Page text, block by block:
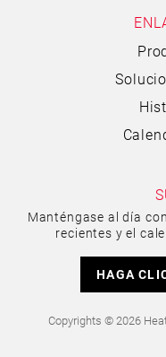
Manténgase al día
recientes y el
HAGA
Copyrights © 2026